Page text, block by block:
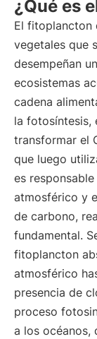
¿Qué es
El fitoplancton
vegetales que
desempeñan
ecosistemas
cadena
la fotosíntesis,
transformar el
que luego
es
atmosférico y
de carbono,
fundamental.
fitoplancton
atmosférico
presencia de
proceso
a los océanos,